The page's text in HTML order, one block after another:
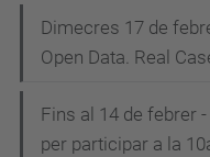
Dimecres 17 de
Open Data. Real
Fins al 14 de febrer
per participar a la